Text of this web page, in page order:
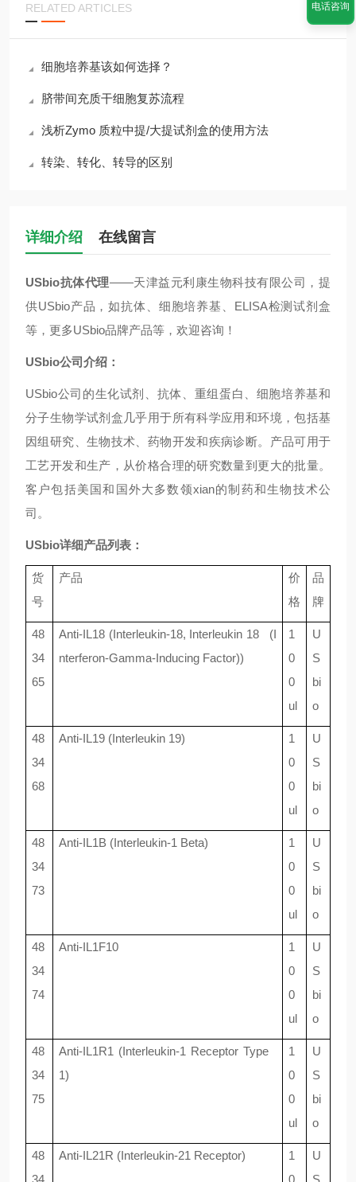
RELATED ARTICLES
细胞培养基该如何选择？
脐带间充质干细胞复苏流程
浅析Zymo 质粒中提/大提试剂盒的使用方法
转染、转化、转导的区别
详细介绍 在线留言
USbio抗体代理——天津益元利康生物科技有限公司，提
供USbio产品，如抗体、细胞培养基、ELISA检测试剂盒
等，更多USbio品牌产品等，欢迎咨询！
USbio公司介绍：
USbio公司的生化试剂、抗体、重组蛋白、细胞培养基和
分子生物学试剂盒几乎用于所有科学应用和环境，包括基
因组研究、生物技术、药物开发和疾病诊断。产品可用于
工艺开发和生产，从价格合理的研究数量到更大的批量。
客户包括美国和国外大多数领xian的制药和生物技术公
司。
USbio详细产品列表：
货
号
产品
价
格
品
牌
48
34
65
Anti-IL18 (Interleukin-18, Interleukin 18 (I
nterferon-Gamma-Inducing Factor))
1
0
0
ul
U
S
bi
o
48
34
68
Anti-IL19 (Interleukin 19)
1
0
0
ul
U
S
bi
o
48
34
73
Anti-IL1B (Interleukin-1 Beta)
1
0
0
ul
U
S
bi
o
48
34
74
Anti-IL1F10
1
0
0
ul
U
S
bi
o
48
34
75
Anti-IL1R1 (Interleukin-1 Receptor Type
1)
1
0
0
ul
U
S
bi
o
48
34
Anti-IL21R (Interleukin-21 Receptor)
1
0
U
S
电话咨询